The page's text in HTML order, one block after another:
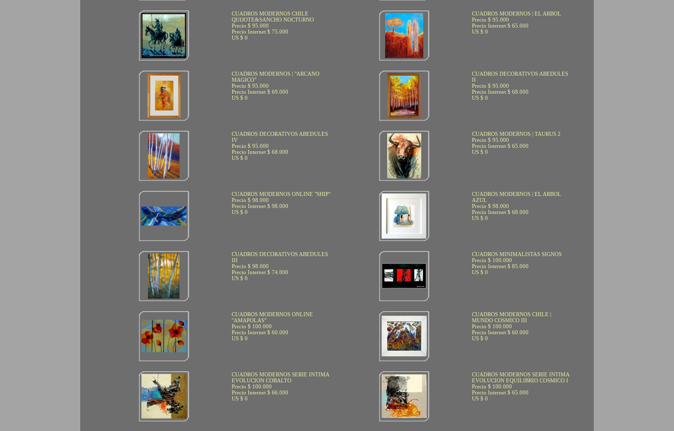
CUADROS MODERNOS CHILE
QUIJOTE&SANCHO NOCTURNO
Precio $ 95.000
Precio Internet $ 75.000
US $ 0
CUADROS MODERNOS | EL ARBOL
Precio $ 95.000
Precio Internet $ 65.000
US $ 0
CUADROS MODERNOS | "ARCANO
MAGICO"
Precio $ 95.000
Precio Internet $ 69.000
US $ 0
CUADROS DECORATIVOS ABEDULES
II
Precio $ 95.000
Precio Internet $ 68.000
US $ 0
CUADROS DECORATIVOS ABEDULES
IV
Precio $ 95.000
Precio Internet $ 68.000
US $ 0
CUADROS MODERNOS | TAURUS 2
Precio $ 95.000
Precio Internet $ 65.000
US $ 0
CUADROS MODERNOS ONLINE "SHIP"
Precio $ 98.000
Precio Internet $ 98.000
US $ 0
CUADROS MODERNOS | EL ARBOL
AZUL
Precio $ 98.000
Precio Internet $ 68.000
US $ 0
CUADROS DECORATIVOS ABEDULES
III
Precio $ 98.000
Precio Internet $ 74.000
US $ 0
CUADROS MINIMALISTAS SIGNOS
Precio $ 100.000
Precio Internet $ 85.000
US $ 0
CUADROS MODERNOS ONLINE
"AMAPOLAS"
Precio $ 100.000
Precio Internet $ 60.000
US $ 0
CUADROS MODERNOS CHILE |
MUNDO COSMICO III
Precio $ 100.000
Precio Internet $ 60.000
US $ 0
CUADROS MODERNOS SERIE INTIMA
EVOLUCION COBALTO
Precio $ 100.000
Precio Internet $ 66.000
US $ 0
CUADROS MODERNOS SERIE INTIMA
EVOLUCION EQUILIBRIO COSMICO I
Precio $ 100.000
Precio Internet $ 65.000
US $ 0